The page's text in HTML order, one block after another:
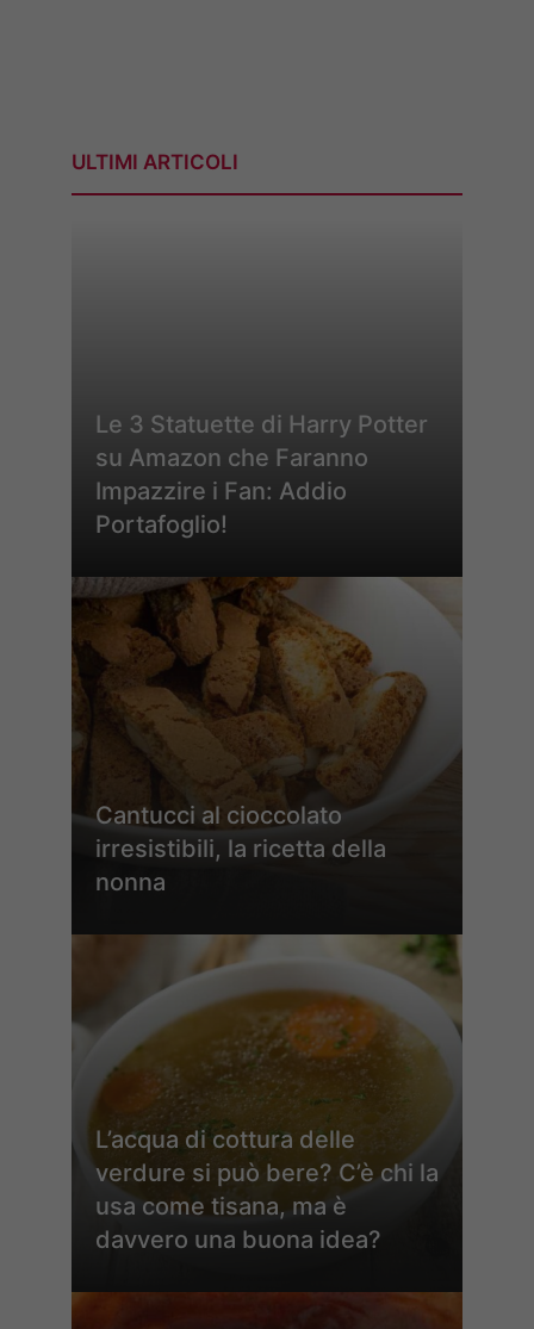
ULTIMI ARTICOLI
Le 3 Statuette di Harry Potter
su Amazon che Faranno
Impazzire i Fan: Addio
Portafoglio!
Cantucci al cioccolato
irresistibili, la ricetta della
nonna
L’acqua di cottura delle
verdure si può bere? C’è chi la
usa come tisana, ma è
davvero una buona idea?